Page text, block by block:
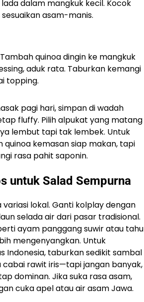
dalam mangkuk kecil. Kocok
asam-manis.
quinoa dingin ke mangkuk
aduk rata. Taburkan kemangi
topping.
pagi hari, simpan di wadah
fluffy. Pilih alpukat yang matang
lembut tapi tak lembek. Untuk
quinoa kemasan siap makan, tapi
rasa pahit saponin.
untuk Salad Sempurna
lokal. Ganti kolplay dengan
selada air dari pasar tradisional.
ayam panggang suwir atau tahu
mengenyangkan. Untuk
Indonesia, taburkan sedikit sambal
rawit iris—tapi jangan banyak,
dominan. Jika suka rasa asam,
cuka apel atau air asam Jawa.